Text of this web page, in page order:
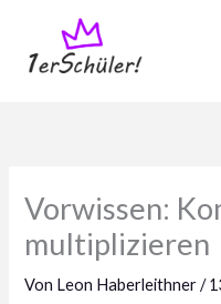
springen
Vorwissen:
multiplizieren
Von Leon Haberleithner/